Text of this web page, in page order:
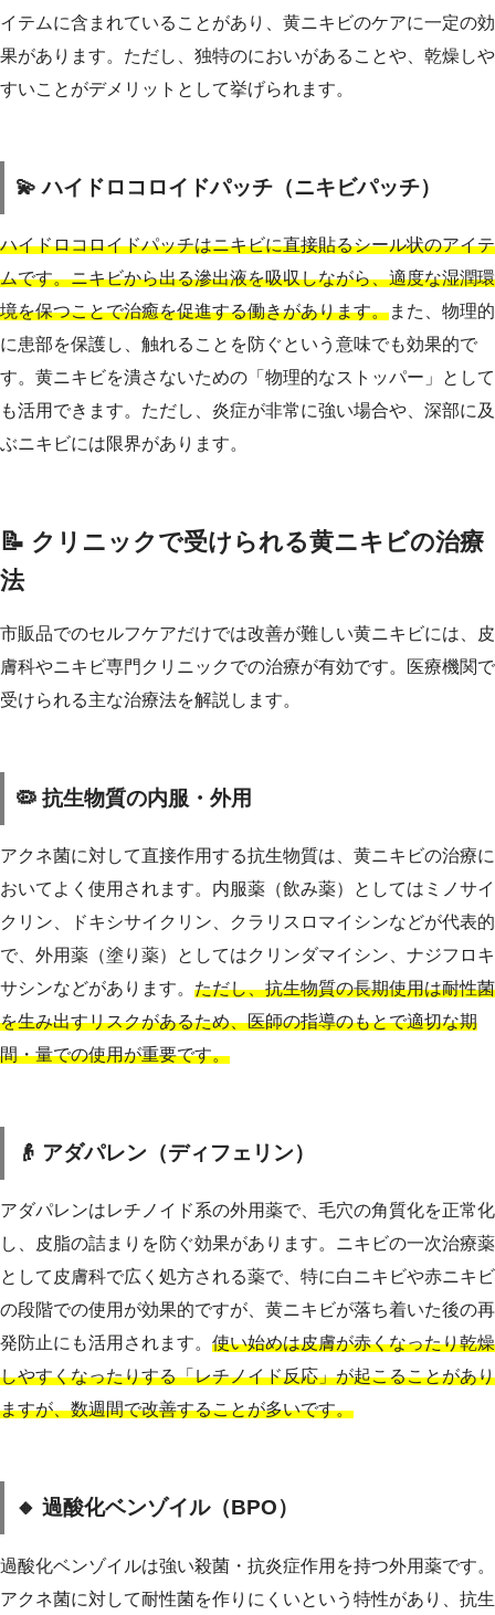
イテムに含まれていることがあり、黄ニキビのケアに一定の効
果があります。ただし、独特のにおいがあることや、乾燥しや
すいことがデメリットとして挙げられます。
💫 ハイドロコロイドパッチ（ニキビパッチ）
ハイドロコロイドパッチはニキビに直接貼るシール状のアイテ
ムです。ニキビから出る滲出液を吸収しながら、適度な湿潤環
境を保つことで治癒を促進する働きがあります。また、物理的
に患部を保護し、触れることを防ぐという意味でも効果的で
す。黄ニキビを潰さないための「物理的なストッパー」として
も活用できます。ただし、炎症が非常に強い場合や、深部に及
ぶニキビには限界があります。
📝 クリニックで受けられる黄ニキビの治療
法
市販品でのセルフケアだけでは改善が難しい黄ニキビには、皮
膚科やニキビ専門クリニックでの治療が有効です。医療機関で
受けられる主な治療法を解説します。
🦠 抗生物質の内服・外用
アクネ菌に対して直接作用する抗生物質は、黄ニキビの治療に
おいてよく使用されます。内服薬（飲み薬）としてはミノサイ
クリン、ドキシサイクリン、クラリスロマイシンなどが代表的
で、外用薬（塗り薬）としてはクリンダマイシン、ナジフロキ
サシンなどがあります。 ただし、抗生物質の長期使用は耐性菌
を生み出すリスクがあるため、医師の指導のもとで適切な期
間・量での使用が重要です。
👴 アダパレン（ディフェリン）
アダパレンはレチノイド系の外用薬で、毛穴の角質化を正常化
し、皮脂の詰まりを防ぐ効果があります。ニキビの一次治療薬
として皮膚科で広く処方される薬で、特に白ニキビや赤ニキビ
の段階での使用が効果的ですが、黄ニキビが落ち着いた後の再
発防止にも活用されます。 使い始めは皮膚が赤くなったり乾燥
しやすくなったりする「レチノイド反応」が起こることがあり
ますが、数週間で改善することが多いです。
🔸 過酸化ベンゾイル（BPO）
過酸化ベンゾイルは強い殺菌・抗炎症作用を持つ外用薬です。
アクネ菌に対して耐性菌を作りにくいという特性があり、抗生